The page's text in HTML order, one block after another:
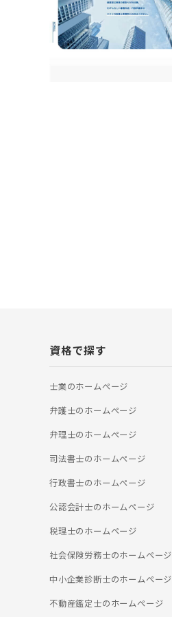
資格で探す
士業のホームぺージ
弁護士のホームぺージ
弁理士のホームぺージ
司法書士のホームぺージ
行政書士のホームぺージ
公認会計士のホームぺージ
税理士のホームぺージ
社会保険労務士のホームぺージ
中小企業診断士のホームぺージ
不動産鑑定士のホームぺージ